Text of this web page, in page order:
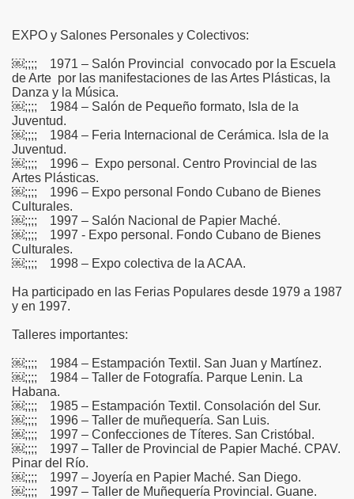
EXPO y Salones Personales y Colectivos:
￼;;;; 1971 – Salón Provincial convocado por la Escuela
de Arte por las manifestaciones de las Artes Plásticas, la
Danza y la Música.
￼;;;; 1984 – Salón de Pequeño formato, Isla de la
Juventud.
￼;;;; 1984 – Feria Internacional de Cerámica. Isla de la
Juventud.
￼;;;; 1996 – Expo personal. Centro Provincial de las
Artes Plásticas.
￼;;;; 1996 – Expo personal Fondo Cubano de Bienes
Culturales.
￼;;;; 1997 – Salón Nacional de Papier Maché.
￼;;;; 1997 - Expo personal. Fondo Cubano de Bienes
Culturales.
￼;;;; 1998 – Expo colectiva de la ACAA.
Ha participado en las Ferias Populares desde 1979 a 1987
y en 1997.
Talleres importantes:
￼;;;; 1984 – Estampación Textil. San Juan y Martínez.
￼;;;; 1984 – Taller de Fotografía. Parque Lenin. La
Habana.
￼;;;; 1985 – Estampación Textil. Consolación del Sur.
￼;;;; 1996 – Taller de muñequería. San Luis.
￼;;;; 1997 – Confecciones de Títeres. San Cristóbal.
￼;;;; 1997 – Taller de Provincial de Papier Maché. CPAV.
Pinar del Río.
￼;;;; 1997 – Joyería en Papier Maché. San Diego.
￼;;;; 1997 – Taller de Muñequería Provincial. Guane.